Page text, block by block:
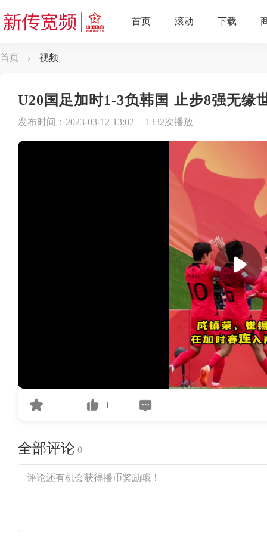
首页 视频
U20国足加时1-3负韩国 止步8强无缘
发布时间：2023-03-12 13:02 1332次播放
1
全部评论 0